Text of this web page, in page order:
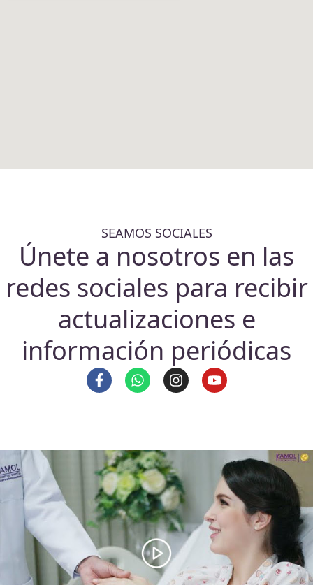
SEAMOS SOCIALES
Únete a nosotros en las
redes sociales para recibir
actualizaciones e
información periódicas